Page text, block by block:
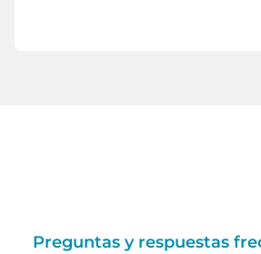
Preguntas y respuestas